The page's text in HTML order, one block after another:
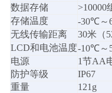
数据存储
>10000
存储温度
-30℃～
无线传输距离
30米（
LCD和电池温度-10℃～
电源
1节AA
防护等级
IP67
重量
121g